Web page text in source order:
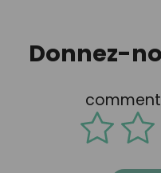
Donnez-